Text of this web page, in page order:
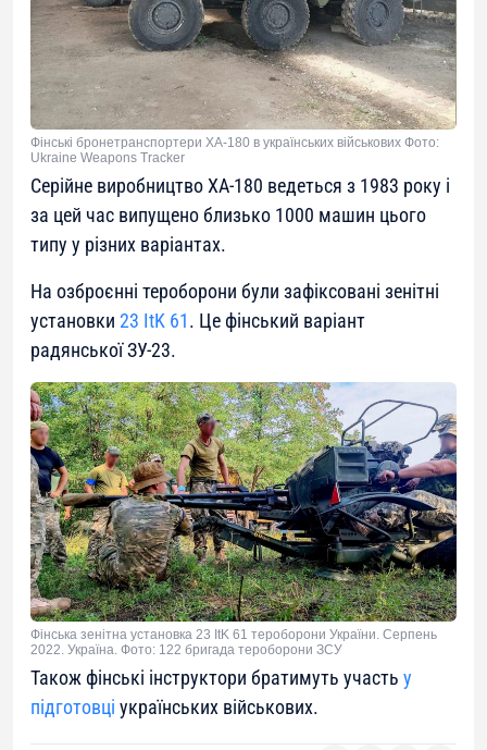
Фінські бронетранспортери XA-180 в українських військових Фото:
Ukraine Weapons Tracker
Серійне виробництво XA-180 ведеться з 1983 року і
за цей час випущено близько 1000 машин цього
типу у різних варіантах.
На озброєнні тероборони були зафіксовані зенітні
установки 23 ItK 61. Це фінський варіант
радянської ЗУ-23.
Фінська зенітна установка 23 ItK 61 тероборони України. Серпень
2022. Україна. Фото: 122 бригада тероборони ЗСУ
Також фінські інструктори братимуть участь у
підготовці українських військових.